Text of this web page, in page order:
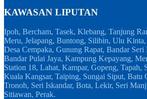
KAWASAN LIPUTAN
Ipoh, Bercham, Tasek, Klebang, Tanjung
Meru, Jelapang, Buntong, Silibin, Ulu
Desa Cempaka, Gunung Rapat, Bandar
Bandar Pulai Jaya, Kampung Kepayang,
Station 18, Lahat, Kampar, Gopeng, Tapah,
Kuala Kangsar, Taiping, Sungai Siput, Batu
Tronoh, Seri Iskandar, Bota, Lekir, Seri
Sitiawan, Perak.